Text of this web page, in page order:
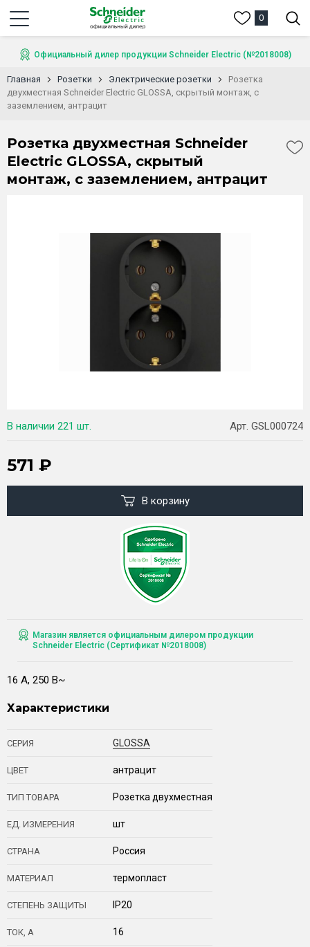
0
Официальный дилер продукции Schneider Electric (№2018008)
Главная Розетки Электрические розетки
Розетка
двухместная Schneider Electric GLOSSA, скрытый монтаж, с
заземлением, антрацит
Розетка двухместная Schneider
Electric GLOSSA, скрытый
монтаж, с заземлением, антрацит
В наличии 221 шт. Арт. GSL000724
571 ₽
В корзину
Магазин является официальным дилером продукции
Schneider Electric (Сертификат №2018008)
16 А, 250 В~
Характеристики
СЕРИЯ GLOSSA
ЦВЕТ антрацит
ТИП ТОВАРА Розетка двухместная
ЕД. ИЗМЕРЕНИЯ шт
СТРАНА Россия
МАТЕРИАЛ термопласт
СТЕПЕНЬ ЗАЩИТЫ IP20
ТОК, А 16